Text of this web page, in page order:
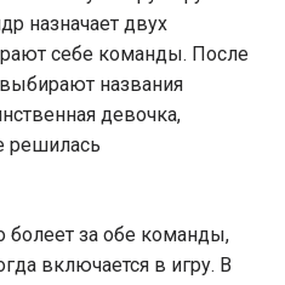
назначает двух
себе команды. После
названия
девочка,
решилась
за обе команды,
включается в игру. В